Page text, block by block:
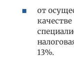
от
13%.